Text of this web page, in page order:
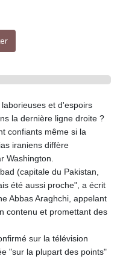
et d'espoirs
la dernière ligne droite ?
confiants même si la
iraniens diffère
Washington.
(capitale du Pakistan,
été aussi proche", a écrit
Abbas Araghchi, appelant
contenu et promettant des
sur la télévision
"sur la plupart des points"